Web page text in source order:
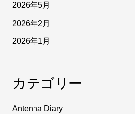
2026年5月
2026年2月
2026年1月
カテゴリー
Antenna Diary